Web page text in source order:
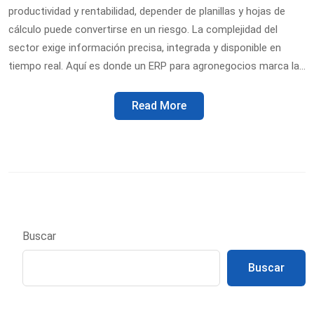
productividad y rentabilidad, depender de planillas y hojas de
cálculo puede convertirse en un riesgo. La complejidad del
sector exige información precisa, integrada y disponible en
tiempo real. Aquí es donde un ERP para agronegocios marca la…
Read More
Buscar
Buscar